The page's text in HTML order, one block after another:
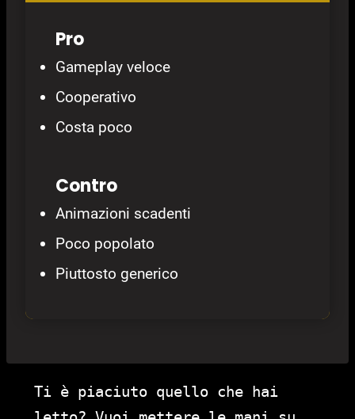
Pro
Gameplay veloce
Cooperativo
Costa poco
Contro
Animazioni scadenti
Poco popolato
Piuttosto generico
Ti è piaciuto quello che hai